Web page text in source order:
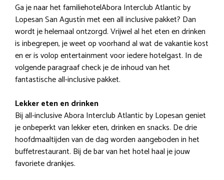
Ga je naar het familiehotelAbora Interclub Atlantic by
Lopesan San Agustín met een all inclusive pakket? Dan
wordt je helemaal ontzorgd. Vrijwel al het eten en drinken
is inbegrepen, je weet op voorhand al wat de vakantie kost
en er is volop entertainment voor iedere hotelgast. In de
volgende paragraaf check je de inhoud van het
fantastische all-inclusive pakket.
Lekker eten en drinken
Bij all-inclusive Abora Interclub Atlantic by Lopesan geniet
je onbeperkt van lekker eten, drinken en snacks. De drie
hoofdmaaltijden van de dag worden aangeboden in het
buffetrestaurant. Bij de bar van het hotel haal je jouw
favoriete drankjes.